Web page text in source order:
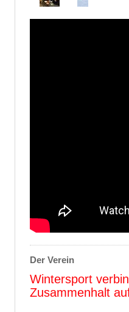
Der Verein
Wintersport
Zusammenhalt